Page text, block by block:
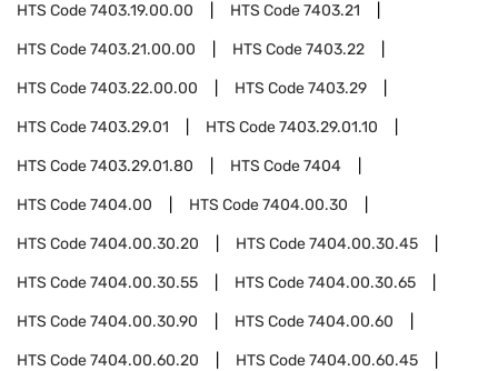
HTS Code7403.19.00.00 HTS Code7403.21
HTS Code7403.21.00.00 HTS Code7403.22
HTS Code7403.22.00.00 HTS Code7403.29
HTS Code7403.29.01 HTS Code7403.29.01.10
HTS Code7403.29.01.80 HTS Code7404
HTS Code7404.00 HTS Code7404.00.30
HTS Code7404.00.30.20 HTS Code7404.00.30.45
HTS Code7404.00.30.55 HTS Code7404.00.30.65
HTS Code7404.00.30.90 HTS Code7404.00.60
HTS Code7404.00.60.20 HTS Code7404.00.60.45